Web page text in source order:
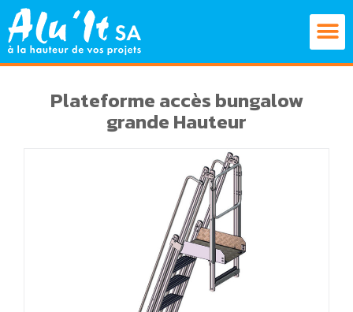
Plateforme accès bungalow
grande Hauteur